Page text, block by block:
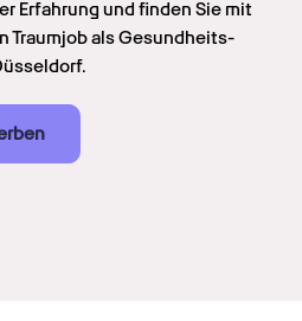
Erfahrung und finden Sie mit
Traumjob als Gesundheits-